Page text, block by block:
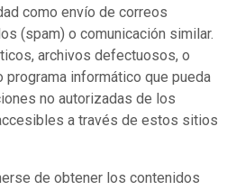
como envío de correos
(spam) o comunicación similar.
archivos defectuosos, o
informático que pueda
no autorizadas de los
a través de estos sitios
de obtener los contenidos